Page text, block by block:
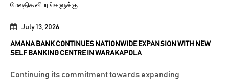
July 13, 2026
AMANA BANK CONTINUES NATIONWIDE EXPANSION WITH NEW
SELF BANKING CENTRE IN WARAKAPOLA
Continuing its commitment towards expanding
மேலதிக விபரங்களுக்கு